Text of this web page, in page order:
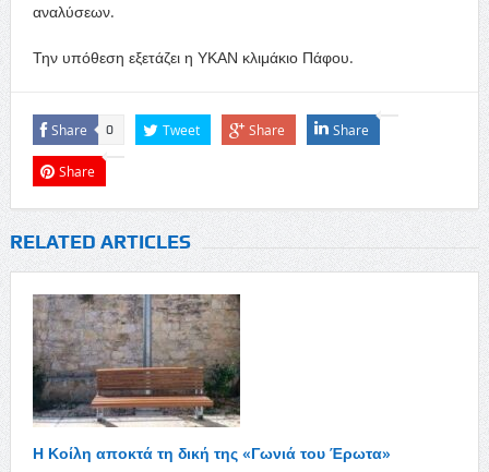
αναλύσεων.
Την υπόθεση εξετάζει η ΥΚΑΝ κλιμάκιο Πάφου.
Share 0 Tweet Share Share
Share
RELATED ARTICLES
Η Κοίλη αποκτά τη δική της «Γωνιά του Έρωτα»